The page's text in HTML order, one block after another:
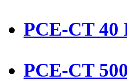
PCE-CT 40
PCE-CT